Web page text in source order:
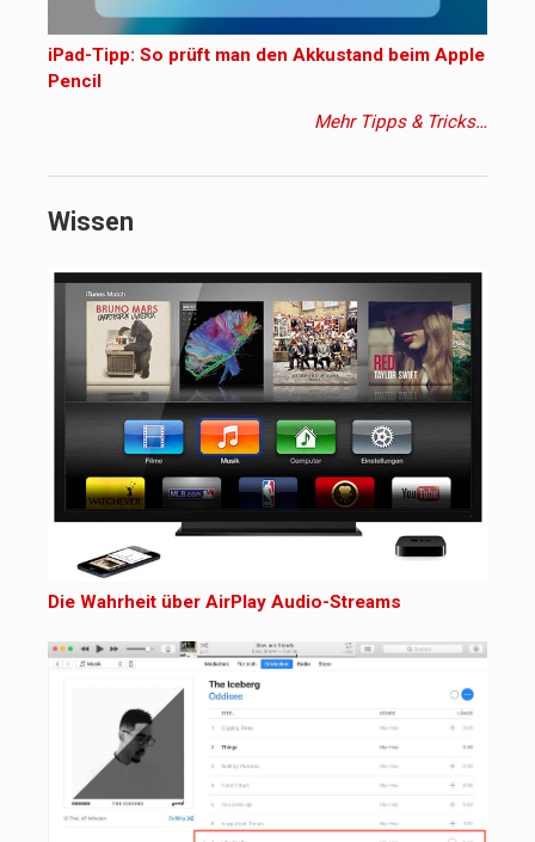
iPad-Tipp: So prüft man den Akkustand beim Apple
Pencil
Mehr Tipps & Tricks…
Wissen
Die Wahrheit über AirPlay Audio-Streams